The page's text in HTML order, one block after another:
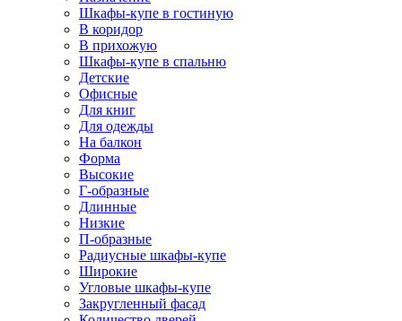
Шкафы-купе в гостиную
В коридор
В прихожую
Шкафы-купе в спальню
Детские
Офисные
Для книг
Для одежды
На балкон
Форма
Высокие
Г-образные
Длинные
Низкие
П-образные
Радиусные шкафы-купе
Широкие
Угловые шкафы-купе
Закругленный фасад